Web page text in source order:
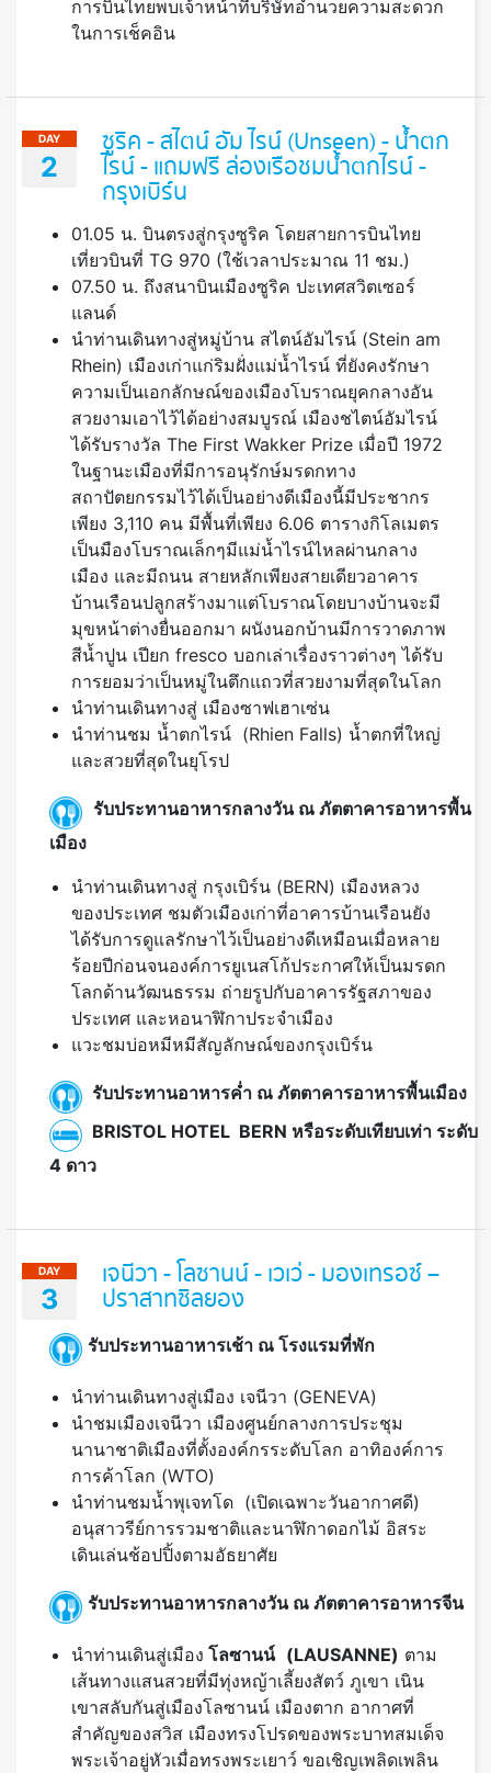
การบินไทยพบเจ้าหน้าที่บริษัทอำนวยความสะดวก
ในการเช็คอิน
DAY
2
ซูริค - สไตน์ อัม ไรน์ (Unseen) - น้ำตก
ไรน์ - แถมฟรี ล่องเรือชมน้ำตกไรน์ -
กรุงเบิร์น
01.05 น. บินตรงสู่กรุงซูริค โดยสายการบินไทย
เที่ยวบินที่ TG 970 (ใช้เวลาประมาณ 11 ชม.)
07.50 น. ถึงสนาบินเมืองซูริค ปะเทศสวิตเซอร์
แลนด์
นําท่านเดินทางสู่หมู่บ้าน สไตน์อัมไรน์ (Stein am
Rhein) เมืองเก่าแก่ริมฝั่งแม่น้ำไรน์ ที่ยังคงรักษา
ความเป็นเอกลักษณ์ของเมืองโบราณยุคกลางอัน
สวยงามเอาไว้ได้อย่างสมบูรณ์ เมืองชไตน์อัมไรน์
ได้รับรางวัล The First Wakker Prize เมื่อปี 1972
ในฐานะเมืองที่มีการอนุรักษ์มรดกทาง
สถาปัตยกรรมไว้ได้เป็นอย่างดีเมืองนี้มีประชากร
เพียง 3,110 คน มีพื้นที่เพียง 6.06 ตารางกิโลเมตร
เป็นมืองโบราณเล็กๆมีแม่น้ำไรน์ไหลผ่านกลาง
เมือง และมีถนน สายหลักเพียงสายเดียวอาคาร
บ้านเรือนปลูกสร้างมาแต่โบราณโดยบางบ้านจะมี
มุขหน้าต่างยื่นออกมา ผนังนอกบ้านมีการวาดภาพ
สีน้ำปูน เปียก fresco บอกเล่าเรื่องราวต่างๆ ได้รับ
การยอมว่าเป็นหมู่ในตึกแถวที่สวยงามที่สุดในโลก
นำท่านเดินทางสู่ เมืองซาฟเฮาเซ่น
นำท่านชม น้ำตกไรน์ (Rhien Falls) น้ำตกที่ใหญ่
และสวยที่สุดในยุโรป
รับประทานอาหารกลางวัน ณ ภัตตาคารอาหารพื้น
เมือง
นำท่านเดินทางสู่ กรุงเบิร์น (BERN) เมืองหลวง
ของประเทศ ชมตัวเมืองเก่าที่อาคารบ้านเรือนยัง
ได้รับการดูแลรักษาไว้เป็นอย่างดีเหมือนเมื่อหลาย
ร้อยปีก่อนจนองค์การยูเนสโก้ประกาศให้เป็นมรดก
โลกด้านวัฒนธรรม ถ่ายรูปกับอาคารรัฐสภาของ
ประเทศ และหอนาฬิกาประจำเมือง
แวะชมบ่อหมีหมีสัญลักษณ์ของกรุงเบิร์น
รับประทานอาหารค่ำ ณ ภัตตาคารอาหารพื้นเมือง
BRISTOL HOTEL BERN หรือระดับเทียบเท่า ระดับ
4 ดาว
DAY
3
เจนีวา - โลซานน์ - เวเว่ - มองเทรอซ์ –
ปราสาทซิลยอง
รับประทานอาหารเช้า ณ โรงแรมที่พัก
นำท่านเดินทางสู่เมือง เจนีวา (GENEVA)
นำชมเมืองเจนีวา เมืองศูนย์กลางการประชุม
นานาชาติเมืองที่ตั้งองค์กรระดับโลก อาทิองค์การ
การค้าโลก (WTO)
นำท่านชมน้ำพุเจทโด (เปิดเฉพาะวันอากาศดี)
อนุสาวรีย์การรวมชาติและนาฬิกาดอกไม้ อิสระ
เดินเล่นช้อปปิ้งตามอัธยาศัย
รับประทานอาหารกลางวัน ณ ภัตตาคารอาหารจีน
นำท่านเดินสู่เมือง โลซานน์ (LAUSANNE) ตาม
เส้นทางแสนสวยที่มีทุ่งหญ้าเลี้ยงสัตว์ ภูเขา เนิน
เขาสลับกันสู่เมืองโลซานน์ เมืองตาก อากาศที่
สำคัญของสวิส เมืองทรงโปรดของพระบาทสมเด็จ
พระเจ้าอยู่หัวเมื่อทรงพระเยาว์ ขอเชิญเพลิดเพลิน